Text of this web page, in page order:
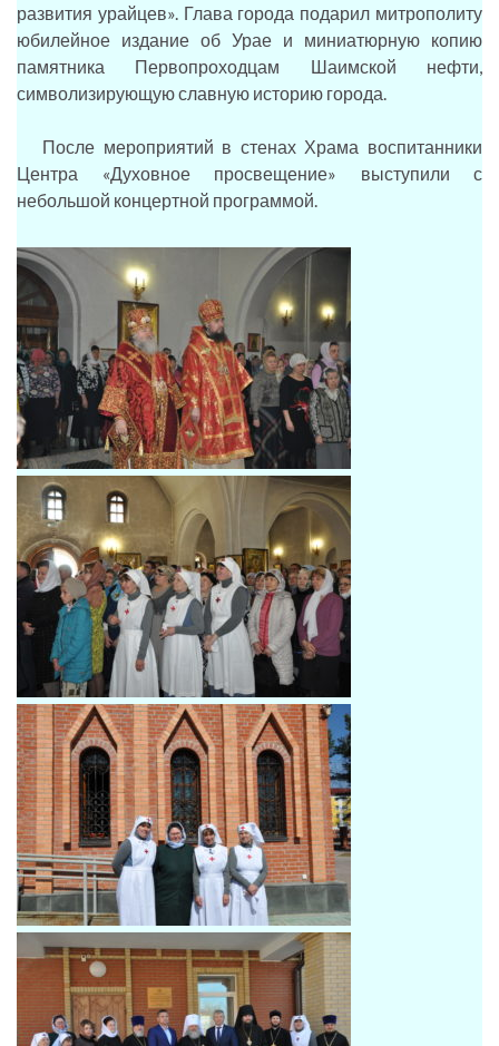
развития урайцев». Глава города подарил митрополиту
юбилейное издание об Урае и миниатюрную копию
памятника Первопроходцам Шаимской нефти,
символизирующую славную историю города.
После мероприятий в стенах Храма воспитанники
Центра «Духовное просвещение» выступили с
небольшой концертной программой.